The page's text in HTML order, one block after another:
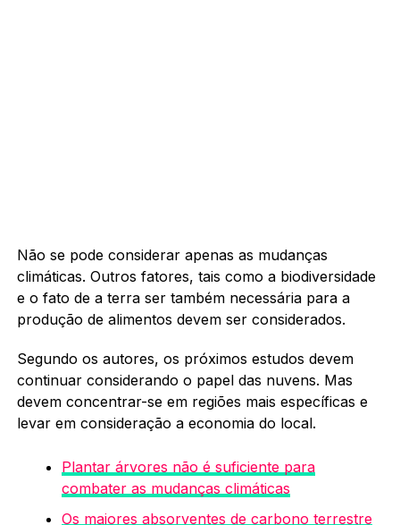
Não se pode considerar apenas as mudanças
climáticas. Outros fatores, tais como a biodiversidade
e o fato de a terra ser também necessária para a
produção de alimentos devem ser considerados.
Segundo os autores, os próximos estudos devem
continuar considerando o papel das nuvens. Mas
devem concentrar-se em regiões mais específicas e
levar em consideração a economia do local.
Plantar árvores não é suficiente para
combater as mudanças climáticas
Os maiores absorventes de carbono terrestre